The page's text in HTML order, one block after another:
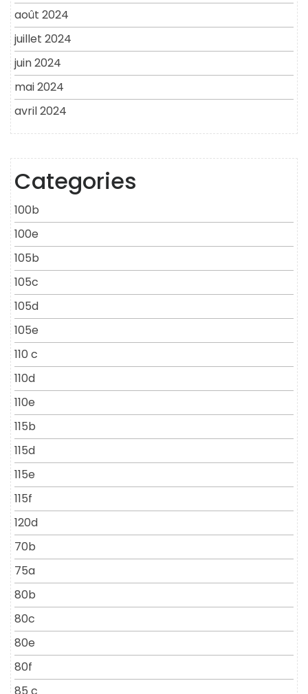
août 2024
juillet 2024
juin 2024
mai 2024
avril 2024
Categories
100b
100e
105b
105c
105d
105e
110 c
110d
110e
115b
115d
115e
115f
120d
70b
75a
80b
80c
80e
80f